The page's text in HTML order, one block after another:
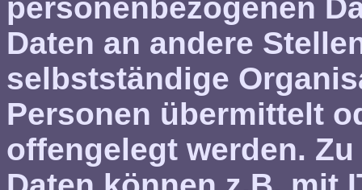
personenbezogenen
Daten an andere
selbstständige
Personen übermittelt
offengelegt werden.